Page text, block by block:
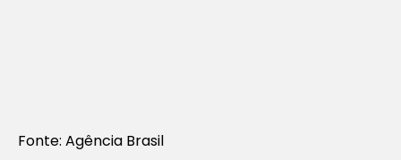
Fonte: Agência Brasil